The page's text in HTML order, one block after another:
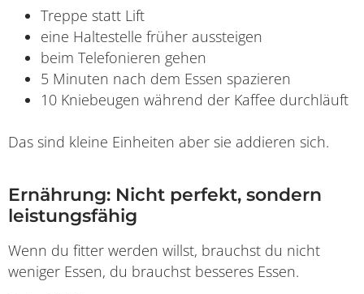
Treppe statt Lift
eine Haltestelle früher aussteigen
beim Telefonieren gehen
5 Minuten nach dem Essen spazieren
10 Kniebeugen während der Kaffee durchläuft
Das sind kleine Einheiten aber sie addieren sich.
Ernährung: Nicht perfekt, sondern
leistungsfähig
Wenn du fitter werden willst, brauchst du nicht
weniger Essen, du brauchst besseres Essen.